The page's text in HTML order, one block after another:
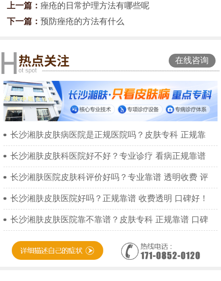
上一篇： 痤疮的日常护理方法有哪些呢
下一篇： 预防痤疮的方法有什么
在线咨询
长沙湘肤皮肤病医院是正规医院吗？皮肤专科 正规靠
长沙湘肤皮肤科医院好不好？专业诊疗 看病正规靠谱
长沙湘肤医院皮肤科评价好吗？专业靠谱 透明收费 评
长沙湘肤皮肤医院好吗？正规靠谱 收费透明 口碑好！
长沙湘肤皮肤医院靠不靠谱？皮肤专科 正规靠谱 口碑